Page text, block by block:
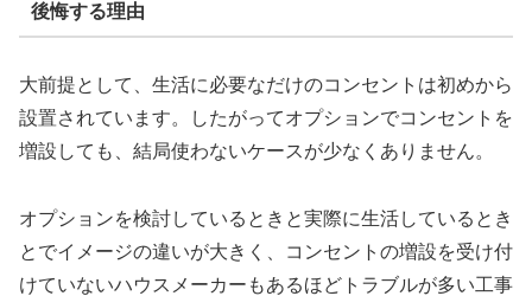
後悔する理由
大前提として、生活に必要なだけのコンセントは初めから
設置されています。したがってオプションでコンセントを
増設しても、結局使わないケースが少なくありません。
オプションを検討しているときと実際に生活しているとき
とでイメージの違いが大きく、コンセントの増設を受け付
けていないハウスメーカーもあるほどトラブルが多い工事